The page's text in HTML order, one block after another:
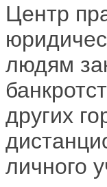
Центр
людям
других
личного